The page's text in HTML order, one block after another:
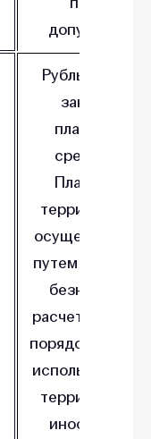
допускается.
Рубль
законным
платежным
средством.
Платежи на
территории
путем
безналичных
расчетов.
порядок и
использования
территории
иностранной